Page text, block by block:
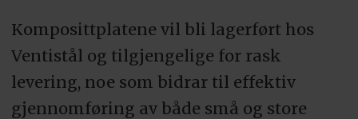
Komposittplatene vil bli lagerført hos
Ventistål og tilgjengelige for rask
levering, noe som bidrar til effektiv
gjennomføring av både små og store